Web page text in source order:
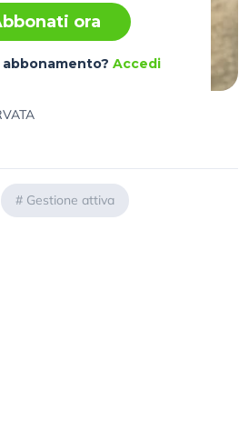
ora
abbonamento? Accedi
# Gestione attiva